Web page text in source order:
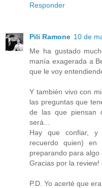
Responder
Pili Ramone 10 de
Me ha gustado
manía exagerada a
que le voy
Y también vivo con
las preguntas que
de las que piensan
será...
Hay que confiar, y
recuerdo quien) en
preparando para algo
Gracias por la review!
P.D. Yo acerté que